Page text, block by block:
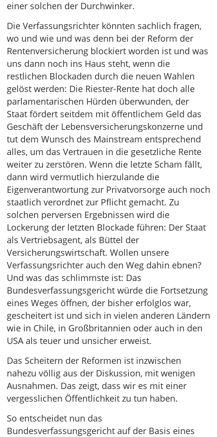
einer solchen der Durchwinker.
Die Verfassungsrichter könnten sachlich fragen,
wo und wie und was denn bei der Reform der
Rentenversicherung blockiert worden ist und was
uns dann noch ins Haus steht, wenn die
restlichen Blockaden durch die neuen Wahlen
gelöst werden: Die Riester-Rente hat doch alle
parlamentarischen Hürden überwunden, der
Staat fördert seitdem mit öffentlichem Geld das
Geschäft der Lebensversicherungskonzerne und
tut dem Wunsch des Mainstream entsprechend
alles, um das Vertrauen in die gesetzliche Rente
weiter zu zerstören. Wenn die letzte Scham fällt,
dann wird vermutlich hierzulande die
Eigenverantwortung zur Privatvorsorge auch noch
staatlich verordnet zur Pflicht gemacht. Zu
solchen perversen Ergebnissen wird die
Lockerung der letzten Blockade führen: Der Staat
als Vertriebsagent, als Büttel der
Versicherungswirtschaft. Wollen unsere
Verfassungsrichter auch den Weg dahin ebnen?
Und was das schlimmste ist: Das
Bundesverfassungsgericht würde die Fortsetzung
eines Weges öffnen, der bisher erfolglos war,
gescheitert ist und sich in vielen anderen Ländern
wie in Chile, in Großbritannien oder auch in den
USA als teuer und unsicher erweist.
Das Scheitern der Reformen ist inzwischen
nahezu völlig aus der Diskussion, mit wenigen
Ausnahmen. Das zeigt, dass wir es mit einer
vergesslichen Öffentlichkeit zu tun haben.
So entscheidet nun das
Bundesverfassungsgericht auf der Basis eines